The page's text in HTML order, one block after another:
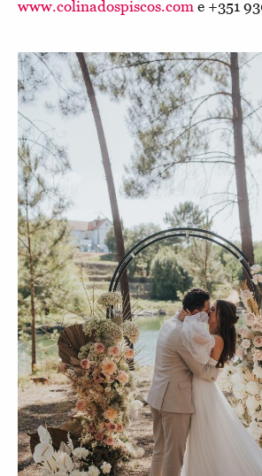
www.colinadospiscos.com e +351